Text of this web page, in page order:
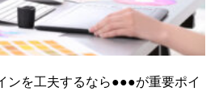
ンを工夫するなら●●●が重要ポイ